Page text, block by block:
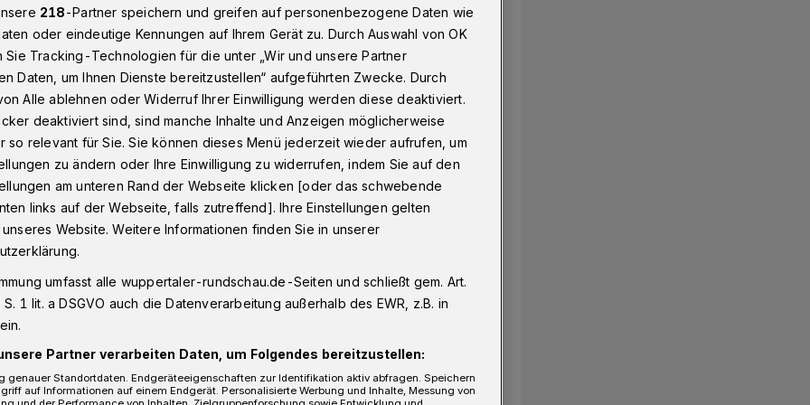
kam das Neujahrsbaby um 2:55 Uhr
das
um 2:55 Uhr
des neuen Jahres ist im Helios
das erste Baby geboren worden. Um
der Landesfrauenklinik das Licht der
218-Partner speichern und greifen auf personenbezogene Daten wie
oder eindeutige Kennungen auf Ihrem Gerät zu. Durch Auswahl von OK
Sie Tracking-Technologien für die unter „Wir und unsere Partner
Daten, um Ihnen Dienste bereitzustellen“ aufgeführten Zwecke. Durch
Alle ablehnen oder Widerruf Ihrer Einwilligung werden diese deaktiviert.
deaktiviert sind, sind manche Inhalte und Anzeigen möglicherweise
so relevant für Sie. Sie können dieses Menü jederzeit wieder aufrufen, um
zu ändern oder Ihre Einwilligung zu widerrufen, indem Sie auf den
am unteren Rand der Webseite klicken [oder das schwebende
links auf der Webseite, falls zutreffend]. Ihre Einstellungen gelten
Website. Weitere Informationen finden Sie in unserer
umfasst alle wuppertaler-rundschau.de-Seiten und schließt gem. Art.
1 lit. a DSGVO auch die Datenverarbeitung außerhalb des EWR, z.B. in
Partner verarbeiten Daten, um Folgendes bereitzustellen:
genauer Standortdaten. Endgeräteeigenschaften zur Identifikation aktiv abfragen. Speichern
auf Informationen auf einem Endgerät. Personalisierte Werbung und Inhalte, Messung von